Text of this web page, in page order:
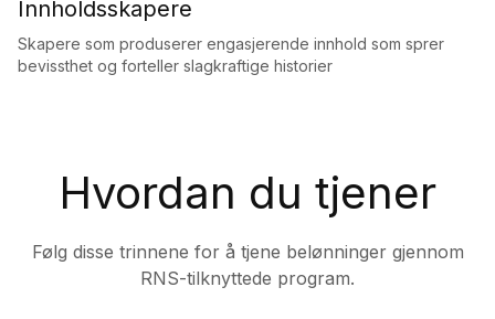
Innholdsskapere
Skapere som produserer engasjerende innhold som sprer
bevissthet og forteller slagkraftige historier
Hvordan du tjener
Følg disse trinnene for å tjene belønninger gjennom
RNS-tilknyttede program.